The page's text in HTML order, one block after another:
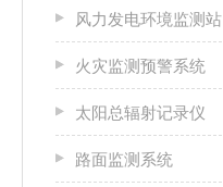
风力发电环境监测站
火灾监测预警系统
太阳总辐射记录仪
路面监测系统